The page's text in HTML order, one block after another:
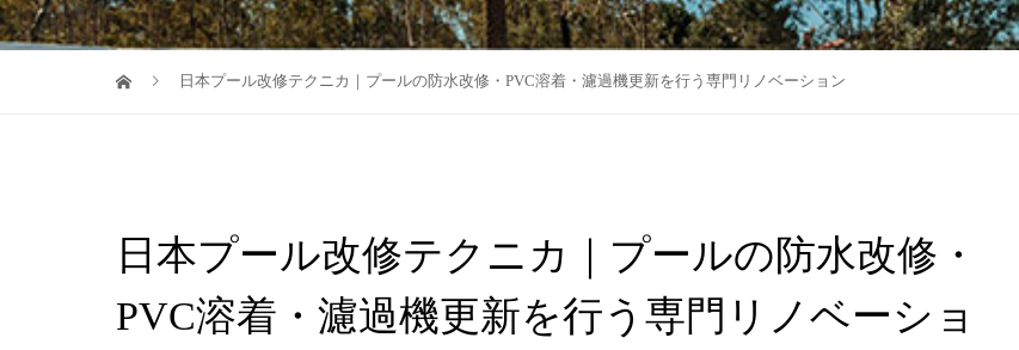
日本プール改修テクニカ｜プールの防水改修・PVC溶着・濾過機更新を行う専門リノベーション
日本プール改修テクニカ｜プールの防水改修・
PVC溶着・濾過機更新を行う専門リノベーショ